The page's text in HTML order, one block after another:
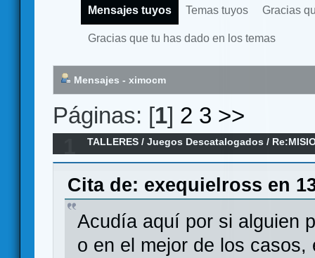
Mensajes tuyos Temas tuyos Gracias
Gracias que tu has dado en los temas
Mensajes - ximocm
Páginas: [1] 2 3 >>
TALLERES /Juegos Descatalogados /
Cita de: exequielross en
Acudía aquí por si alguien
o en el mejor de los casos,